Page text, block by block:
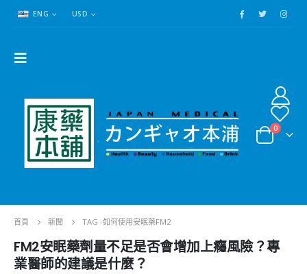
ENG USD
0
首頁 新聞 TAG -如何使用安眠藥FM2
FM2安眠藥劑量不足是否會增加上癮風險？專
業醫師的建議是什麼？